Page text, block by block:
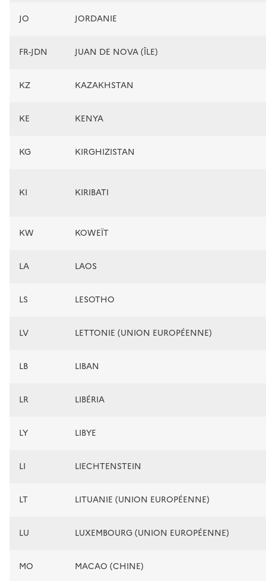
JO JORDANIE
FR-JDN JUAN DE NOVA (ÎLE)
KZ KAZAKHSTAN
KE KENYA
KG KIRGHIZISTAN
KI KIRIBATI
KW KOWEÏT
LA LAOS
LS LESOTHO
LV LETTONIE (UNION EUROPÉENNE)
LB LIBAN
LR LIBÉRIA
LY LIBYE
LI LIECHTENSTEIN
LT LITUANIE (UNION EUROPÉENNE)
LU LUXEMBOURG (UNION EUROPÉENNE)
MO MACAO (CHINE)